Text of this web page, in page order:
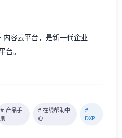
内容云平台，是新一代企业
台。
# 产品手
册
# 在线帮助中
心
#
DXP